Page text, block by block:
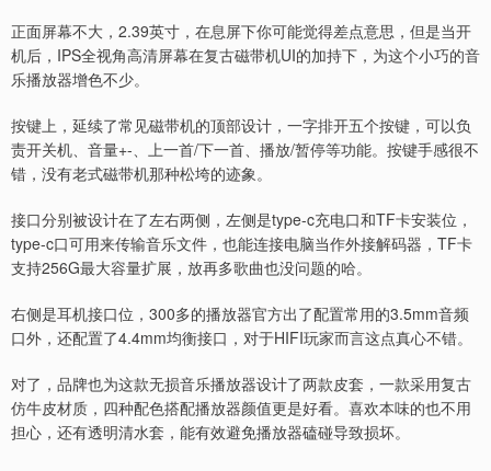
正面屏幕不大，2.39英寸，在息屏下你可能觉得差点意思，但是当开
机后，IPS全视角高清屏幕在复古磁带机UI的加持下，为这个小巧的音
乐播放器增色不少。
按键上，延续了常见磁带机的顶部设计，一字排开五个按键，可以负
责开关机、音量+-、上一首/下一首、播放/暂停等功能。按键手感很不
错，没有老式磁带机那种松垮的迹象。
接口分别被设计在了左右两侧，左侧是type-c充电口和TF卡安装位，
type-c口可用来传输音乐文件，也能连接电脑当作外接解码器，TF卡
支持256G最大容量扩展，放再多歌曲也没问题的哈。
右侧是耳机接口位，300多的播放器官方出了配置常用的3.5mm音频
口外，还配置了4.4mm均衡接口，对于HIFI玩家而言这点真心不错。
对了，品牌也为这款无损音乐播放器设计了两款皮套，一款采用复古
仿牛皮材质，四种配色搭配播放器颜值更是好看。喜欢本味的也不用
担心，还有透明清水套，能有效避免播放器磕碰导致损坏。